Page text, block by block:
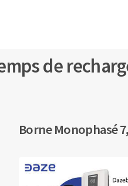
de
Borne Monophasé